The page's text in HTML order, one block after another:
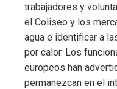
trabajadores y
el Coliseo y los
agua e identificar a
por calor. Los
europeos han
permanezcan en el